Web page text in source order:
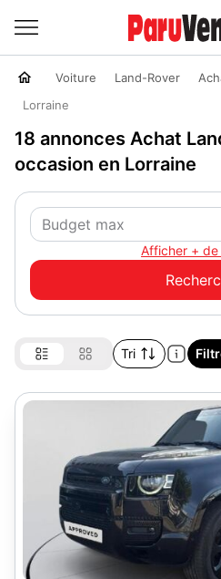
Voiture Land-Rover
Lorraine
18 annonces Achat
occasion en Lorraine
Afficher +
Tri